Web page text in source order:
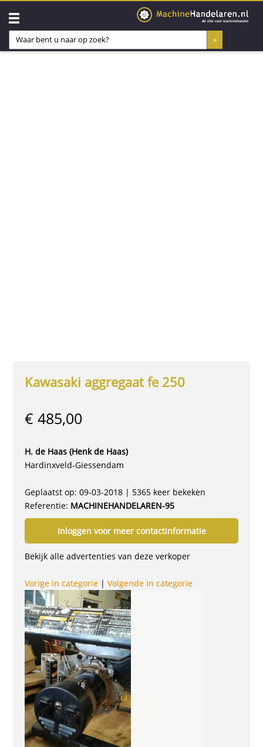
Kawasaki aggregaat fe 250
€ 485,00
H. de Haas (Henk de Haas)
Hardinxveld-Giessendam
Geplaatst op: 09-03-2018 | 5365 keer bekeken
Referentie: MACHINEHANDELAREN-95
Inloggen voor meer contactinformatie
Bekijk alle advertenties van deze verkoper
Vorige in categorie |Volgende in categorie